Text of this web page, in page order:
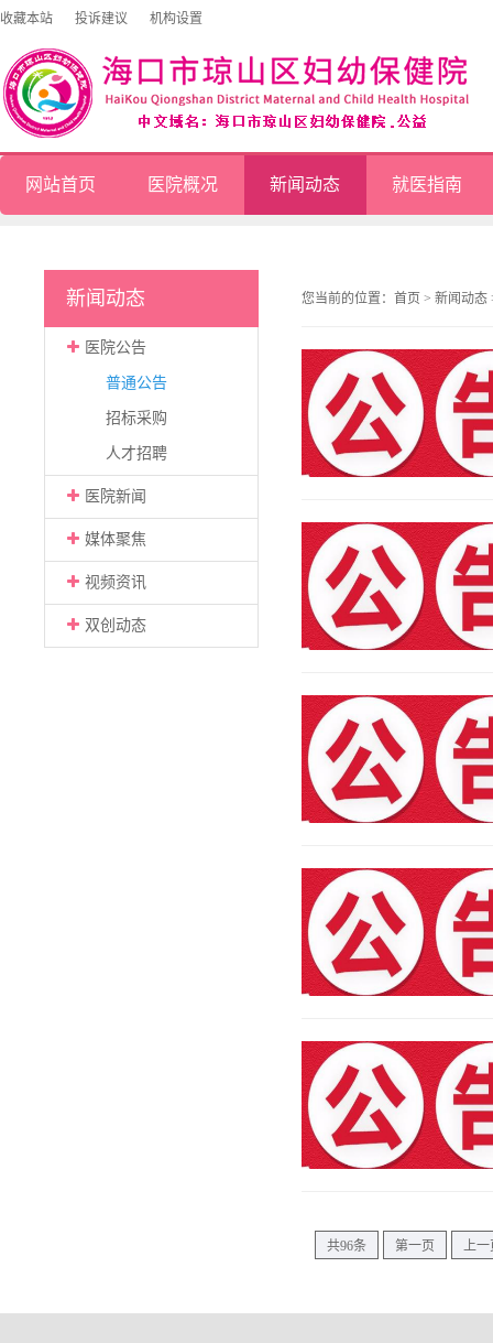
收藏本站 投诉建议 机构设置
网站首页 医院概况 新闻动态 就医指南
新闻动态
医院公告
普通公告
招标采购
人才招聘
医院新闻
媒体聚焦
视频资讯
双创动态
您当前的位置： 首页 > 新闻动态
共96条 第一页 上一